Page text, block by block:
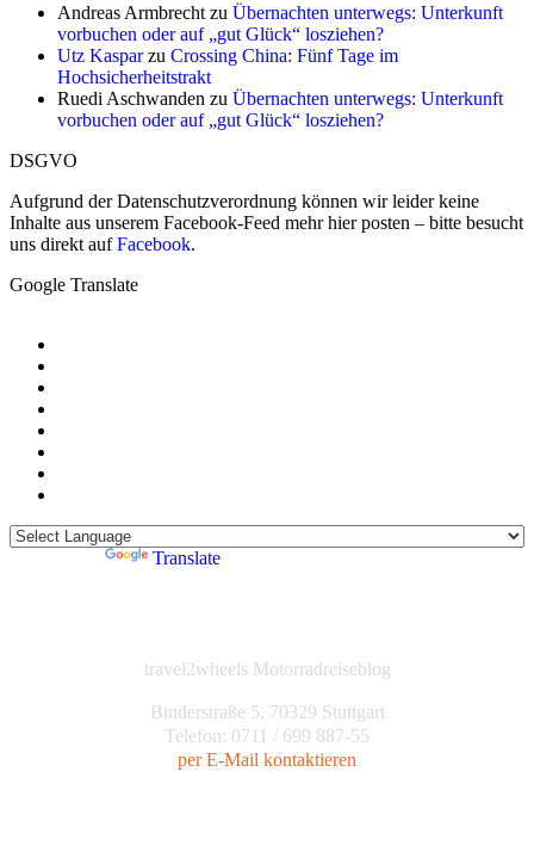
Andreas Armbrecht zu Übernachten unterwegs: Unterkunft
vorbuchen oder auf „gut Glück“ losziehen?
Utz Kasparzu Crossing China: Fünf Tage im
Hochsicherheitstrakt
Ruedi Aschwanden zu Übernachten unterwegs: Unterkunft
vorbuchen oder auf „gut Glück“ losziehen?
DSGVO
Aufgrund der Datenschutzverordnung können wir leider keine
Inhalte aus unserem Facebook-Feed mehr hier posten – bitte besucht
uns direkt aufFacebook.
Google Translate
Translate
travel2wheels Motorradreiseblog
Binderstraße 5, 70329 Stuttgart
Telefon: 0711 / 699 887-55
per E-Mail kontaktieren